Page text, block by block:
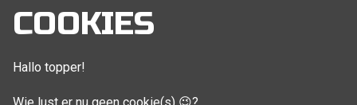
COOKIES
Hallo topper!
Mijn account
Bestellingen